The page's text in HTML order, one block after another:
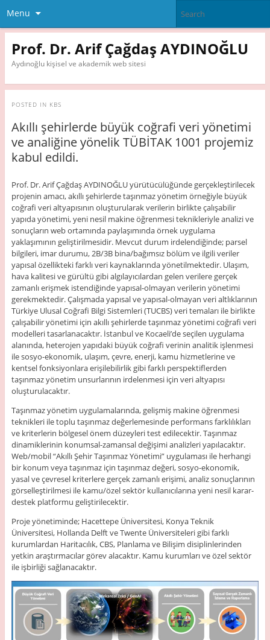
Menu
Prof. Dr. Arif Çağdaş AYDINOĞLU
Aydınoğlu kişisel ve akademik web sitesi
POSTED IN KBS
Akıllı şehirlerde büyük coğrafi veri yönetimi
ve analiğine yönelik TÜBİTAK 1001 projemiz
kabul edildi.
Prof. Dr. Arif Çağdaş AYDINOĞLU yürütücülüğünde gerçekleştirilecek
projenin amacı, akıllı şehirlerde taşınmaz yönetim örneğiyle büyük
coğrafi veri altyapısının oluşturularak verilerin birlikte çalışabilir
yapıda yönetimi, yeni nesil makine öğrenmesi teknikleriyle analizi ve
sonuçların web ortamında paylaşımında örnek uygulama
yaklaşımının geliştirilmesidir. Mevcut durum irdelendiğinde; parsel
bilgileri, imar durumu, 2B/3B bina/bağımsız bölüm ve ilgili veriler
yapısal özellikteki farklı veri kaynaklarında yönetilmektedir. Ulaşım,
hava kalitesi ve gürültü gibi algılayıcılardan gelen verilere gerçek
zamanlı erişmek istendiğinde yapısal-olmayan verilerin yönetimi
gerekmektedir. Çalışmada yapısal ve yapısal-olmayan veri altlıklarının
Türkiye Ulusal Coğrafi Bilgi Sistemleri (TUCBS) veri temaları ile birlikte
çalışabilir yönetimi için akıllı şehirlerde taşınmaz yönetimi coğrafi veri
modelleri tasarlanacaktır. İstanbul ve Kocaeli’de seçilen uygulama
alanında, heterojen yapıdaki büyük coğrafi verinin analitik işlenmesi
ile sosyo-ekonomik, ulaşım, çevre, enerji, kamu hizmetlerine ve
kentsel fonksiyonlara erişilebilirlik gibi farklı perspektiflerden
taşınmaz yönetim unsurlarının irdelenmesi için veri altyapısı
oluşturulacaktır.
Taşınmaz yönetim uygulamalarında, gelişmiş makine öğrenmesi
teknikleri ile toplu taşınmaz değerlemesinde performans farklılıkları
ve kriterlerin bölgesel önem düzeyleri test edilecektir. Taşınmaz
dinamiklerinin konumsal-zamansal değişimi analizleri yapılacaktır.
Web/mobil “Akıllı Şehir Taşınmaz Yönetimi” uygulaması ile herhangi
bir konum veya taşınmaz için taşınmaz değeri, sosyo-ekonomik,
yasal ve çevresel kriterlere gerçek zamanlı erişimi, analiz sonuçlarının
görselleştirilmesi ile kamu/özel sektör kullanıcılarına yeni nesil karar-
destek platformu geliştirilecektir.
Proje yönetiminde; Hacettepe Üniversitesi, Konya Teknik
Üniversitesi, Hollanda Delft ve Twente Üniversiteleri gibi farklı
kurumlardan Haritacılık, CBS, Planlama ve Bilişim disiplinlerinden
yetkin araştırmacılar görev alacaktır. Kamu kurumları ve özel sektör
ile işbirliği sağlanacaktır.